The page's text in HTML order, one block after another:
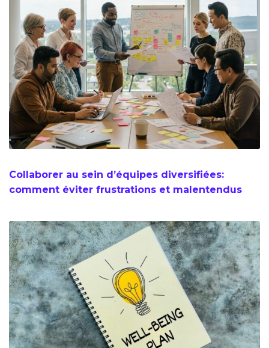
Collaborer au sein d’équipes diversifiées:
comment éviter frustrations et malentendus